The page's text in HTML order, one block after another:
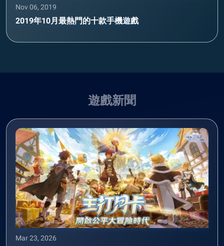
Nov 06, 2019
2019年10月最熱門的十款手機遊戲
遊戲新聞
Mar 23, 2026